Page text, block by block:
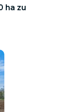
ha zu